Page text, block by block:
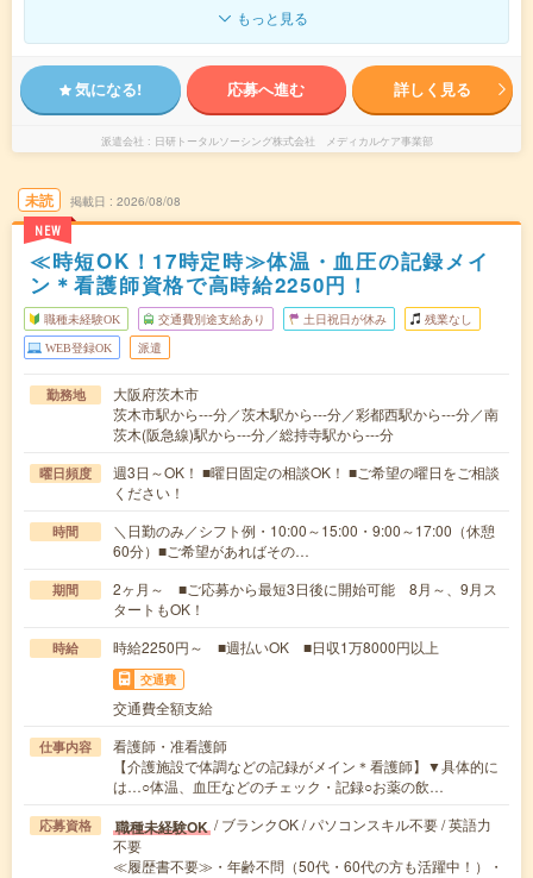
もっと見る
気になる! 応募へ進む 詳しく見る
派遣会社 日研トータルソーシング株式会社 メディカルケア事業部
未読
NEW
掲載日 2026/08/08
≪時短OK！17時定時≫体温・血圧の記録メイ
ン＊看護師資格で高時給2250円！
職種未経験OK 交通費別途支給あり 土日祝日が休み 残業なし
WEB登録OK 派遣
勤務地
大阪府茨木市
茨木市駅から---分／茨木駅から---分／彩都西駅から---分／南
茨木(阪急線)駅から---分／総持寺駅から---分
曜日頻度
週3日～OK！ ■曜日固定の相談OK！ ■ご希望の曜日をご相談
ください！
時間
＼日勤のみ／シフト例・10:00～15:00・9:00～17:00（休憩
60分）■ご希望があればその…
期間
2ヶ月～ ■ご応募から最短3日後に開始可能 8月～、9月ス
タートもOK！
時給 時給2250円～ ■週払いOK ■日収1万8000円以上
交通費
交通費全額支給
仕事内容
看護師・准看護師
【介護施設で体調などの記録がメイン＊看護師】▼具体的に
は…○体温、血圧などのチェック・記録○お薬の飲…
応募資格 職種未経験OK / ブランクOK / パソコンスキル不要 / 英語力
不要
≪履歴書不要≫・年齢不問（50代・60代の方も活躍中！）・